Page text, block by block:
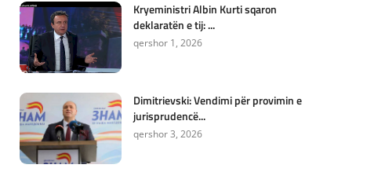
Kryeministri Albin Kurti sqaron
deklaratën e tij: ...
qershor 1, 2026
Dimitrievski: Vendimi për provimin e
jurisprudencë...
qershor 3, 2026